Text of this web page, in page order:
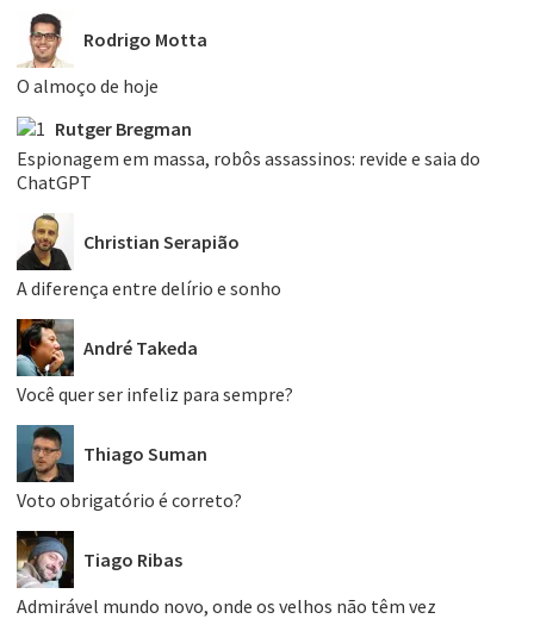
Rodrigo Motta
O almoço de hoje
Rutger Bregman
Espionagem em massa, robôs assassinos: revide e saia do
ChatGPT
Christian Serapião
A diferença entre delírio e sonho
André Takeda
Você quer ser infeliz para sempre?
Thiago Suman
Voto obrigatório é correto?
Tiago Ribas
Admirável mundo novo, onde os velhos não têm vez